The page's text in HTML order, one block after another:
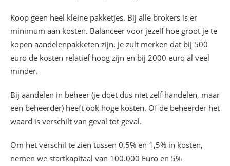
Koop geen heel kleine pakketjes. Bij alle brokers is er
minimum aan kosten. Balanceer voor jezelf hoe groot je te
kopen aandelenpakketen zijn. Je zult merken dat bij 500
euro de kosten relatief hoog zijn en bij 2000 euro al veel
minder.
Bij aandelen in beheer (je doet dus niet zelf handelen, maar
een beheerder) heeft ook hoge kosten. Of de beheerder het
waard is verschilt van geval tot geval.
Om het verschil te zien tussen 0,5% en 1,5% in kosten,
nemen we startkapitaal van 100.000 Euro en 5%